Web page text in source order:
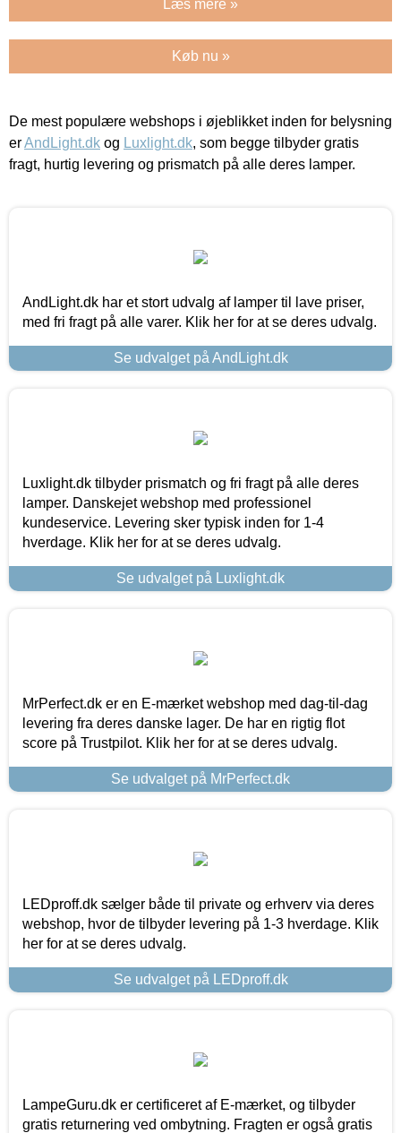
Læs mere »
Køb nu »
De mest populære webshops i øjeblikket inden for belysning
erAndLight.dk og Luxlight.dk, som begge tilbyder gratis
fragt, hurtig levering og prismatch på alle deres lamper.
AndLight.dk har et stort udvalg af lamper til lave priser,
med fri fragt på alle varer. Klik her for at se deres udvalg.
Se udvalget på AndLight.dk
Luxlight.dk tilbyder prismatch og fri fragt på alle deres
lamper. Danskejet webshop med professionel
kundeservice. Levering sker typisk inden for 1-4
hverdage. Klik her for at se deres udvalg.
Se udvalget på Luxlight.dk
MrPerfect.dk er en E-mærket webshop med dag-til-dag
levering fra deres danske lager. De har en rigtig flot
score på Trustpilot. Klik her for at se deres udvalg.
Se udvalget på MrPerfect.dk
LEDproff.dk sælger både til private og erhverv via deres
webshop, hvor de tilbyder levering på 1-3 hverdage. Klik
her for at se deres udvalg.
Se udvalget på LEDproff.dk
LampeGuru.dk er certificeret af E-mærket, og tilbyder
gratis returnering ved ombytning. Fragten er også gratis